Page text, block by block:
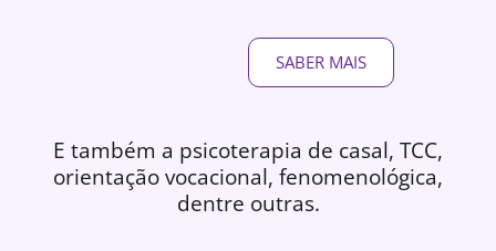
SABER MAIS
E também a psicoterapia de casal, TCC,
orientação vocacional, fenomenológica,
dentre outras.